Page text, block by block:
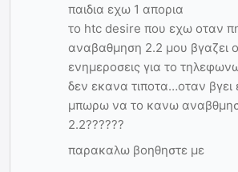
παιδια εχω 1 απορια
το htc desire που εχω οταν
αναβαθμηση 2.2 μου βγαζει
ενημεροσεις για το
δεν εκανα τιποτα…οταν βγει
μπωρω να το κανω
2.2??????
παρακαλω βοηθηστε με